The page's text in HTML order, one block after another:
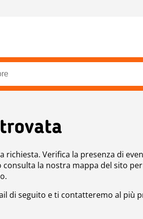
richiesta. Verifica la presenza di
la nostra mappa del sito per
di seguito e ti contatteremo al più